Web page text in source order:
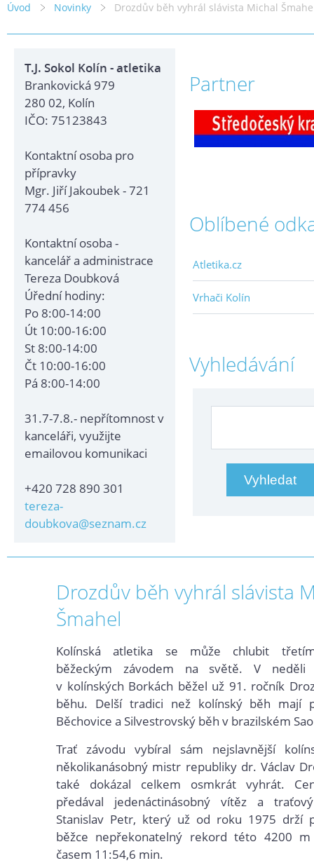
Úvod Novinky Drozdův běh vyhrál slávista Michal
T.J. Sokol Kolín - atletika
Brankovická 979
280 02, Kolín
IČO: 75123843
Kontaktní osoba pro
přípravky
Mgr. Jiří Jakoubek - 721
774 456
Kontaktní osoba -
kancelář a administrace
Tereza Doubková
Úřední hodiny:
Po 8:00-14:00
Út 10:00-16:00
St 8:00-14:00
Čt 10:00-16:00
Pá 8:00-14:00
31.7-7.8.- nepřítomnost v
kanceláři, využijte
emailovou komunikaci
+420 728 890 301
tereza-
doubkova@seznam.cz
Partner
Oblíbené
Atletika.cz
Vrhači Kolín
Vyhledávání
Drozdův běh vyhrál slávista
Šmahel
Kolínská atletika se může chlubit
běžeckým závodem na světě. V
v kolínských Borkách běžel už 91. ročník
běhu. Delší tradici než kolínský běh mají
Běchovice a Silvestrovský běh v brazilském
Trať závodu vybíral sám nejslavnější
několikanásobný mistr republiky dr. Václav
také dokázal celkem osmkrát vyhrát.
předával jedenáctinásobný vítěz a
Stanislav Petr, který už od roku 1975 drží
běžce nepřekonatelný rekord této 4200
časem 11:54,6 min.